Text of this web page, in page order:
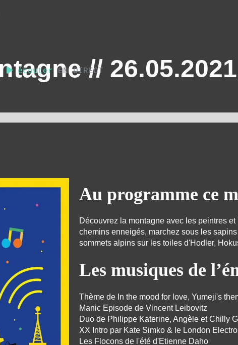
écouter EN DIRECT// 26.05.2021
Au programme ce
Découvrez la montagne avec les peintres
chemins enneigés, marchez sous les
sommets alpins sur les toiles d'Hodler,
Les musiques de
Thème de In the mood for love, Yumeji's
Manic Episode de Vincent Leibovitz
Duo de Philippe Katerine, Angèle et Chilly
XX Intro par Kate Simko & le London
Les Flocons de l'été d'Etienne Daho